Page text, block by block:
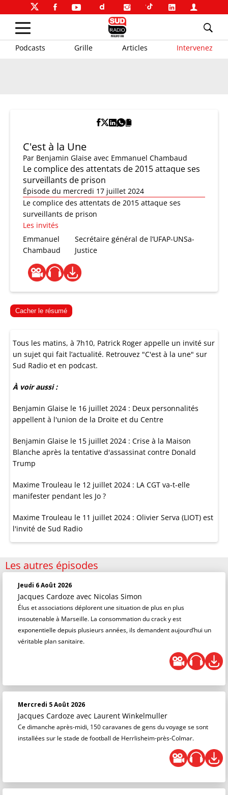
Podcasts Grille Articles Intervenez
C'est à la Une
Par Benjamin Glaise avec Emmanuel Chambaud
Le complice des attentats de 2015 attaque ses
surveillants de prison
Épisode du mercredi 17 juillet 2024
Le complice des attentats de 2015 attaque ses
surveillants de prison
Les invités
Emmanuel
Chambaud
Secrétaire général de l’UFAP-UNSa-
Justice
Cacher le résumé
Tous les matins, à 7h10, Patrick Roger appelle un invité sur
un sujet qui fait l’actualité. Retrouvez "C'est à la une" sur
Sud Radio et en podcast.
À voir aussi :
Benjamin Glaise le 16 juillet 2024 : Deux personnalités
appellent à l'union de la Droite et du Centre
Benjamin Glaise le 15 juillet 2024 : Crise à la Maison
Blanche après la tentative d'assassinat contre Donald
Trump
Maxime Trouleau le 12 juillet 2024 : LA CGT va-t-elle
manifester pendant les Jo ?
Maxime Trouleau le 11 juillet 2024 : Olivier Serva (LIOT) est
l'invité de Sud Radio
Les autres épisodes
Jeudi 6 Août 2026
Jacques Cardoze avec Nicolas Simon
Élus et associations déplorent une situation de plus en plus
insoutenable à Marseille. La consommation du crack y est
exponentielle depuis plusieurs années, ils demandent aujourd’hui un
véritable plan sanitaire.
Mercredi 5 Août 2026
Jacques Cardoze avec Laurent Winkelmuller
Ce dimanche après-midi, 150 caravanes de gens du voyage se sont
installées sur le stade de football de Herrlisheim-près-Colmar.